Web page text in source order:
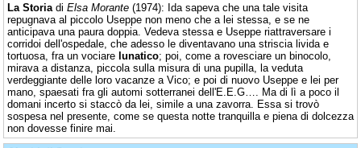
La Storia di Elsa Morante (1974): Ida sapeva che una tale visita
repugnava al piccolo Useppe non meno che a lei stessa, e se ne
anticipava una paura doppia. Vedeva stessa e Useppe riattraversare i
corridoi dell'ospedale, che adesso le diventavano una striscia livida e
tortuosa, fra un vociare lunatico; poi, come a rovesciare un binocolo,
mirava a distanza, piccola sulla misura di una pupilla, la veduta
verdeggiante delle loro vacanze a Vico; e poi di nuovo Useppe e lei per
mano, spaesati fra gli automi sotterranei dell'E.E.G…. Ma di lì a poco il
domani incerto si staccò da lei, simile a una zavorra. Essa si trovò
sospesa nel presente, come se questa notte tranquilla e piena di dolcezza
non dovesse finire mai.